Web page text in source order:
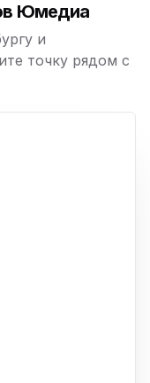
Юмедиа
и
точку рядом с